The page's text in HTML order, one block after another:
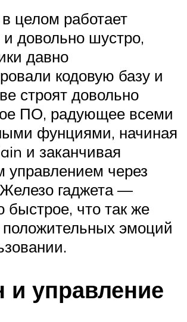
целом работает
довольно шустро,
давно
кодовую базу и
строят довольно
ПО, радующее всеми
фунциями, начиная
и заканчивая
управлением через
гаджета —
быстрое, что так же
положительных эмоций
и управление